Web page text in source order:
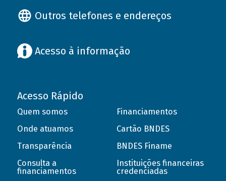
Outros telefones e endereços
Acesso à informação
Acesso Rápido
Quem somos
Onde atuamos
Transparência
Consulta a
financiamentos
Financiamentos
Cartão BNDES
BNDES Finame
Instituições financeiras
credenciadas